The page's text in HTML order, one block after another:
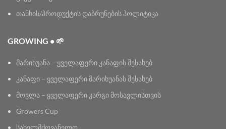
თანხის/პროდუქტის დაბრუნების პოლიტიკა
GROWING • 🌱
მარიხუანა – ყველაფერი კანაფის შესახებ
კანაფი – ყველაფერი მარიხუანას შესახებ
მოვლა – ყველაფერი კარგი მოსავლისთვის
Growers Cup
სახელმძღვანელო